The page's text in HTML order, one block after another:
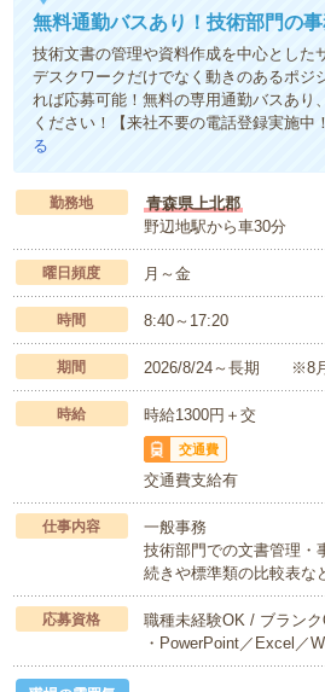
無料通勤バスあり！技術部門の
技術文書の管理や資料作成を中心とした
デスクワークだけでなく動きのあるポジ
れば応募可能！無料の専用通勤バスあり
ください！【来社不要の電話登録実施
る
勤務地
青森県上北郡
野辺地駅から車30分
曜日頻度 月～金
時間 8:40～17:20
期間 2026/8/24～長期 ※8月
時給 時給1300円＋交
交通費
交通費支給有
仕事内容
一般事務
技術部門での文書管理・
続きや標準類の比較表
応募資格
職種未経験OK / ブラン
・PowerPoint／Excel／